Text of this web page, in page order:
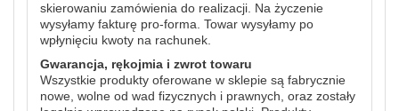
skierowaniu zamówienia do realizacji. Na życzenie
wysyłamy fakturę pro-forma. Towar wysyłamy po
wpłynięciu kwoty na rachunek.
Gwarancja, rękojmia i zwrot towaru
Wszystkie produkty oferowane w sklepie są fabrycznie
nowe, wolne od wad fizycznych i prawnych, oraz zostały